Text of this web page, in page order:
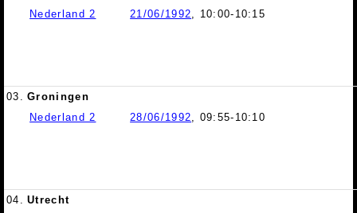
Nederland 2
21/06/1992 , 10:00-10:15
03.
Groningen
Nederland 2
28/06/1992 , 09:55-10:10
04.
Utrecht